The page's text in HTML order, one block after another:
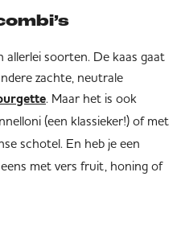
allerlei soorten. De kaas gaat
zachte, neutrale
. Maar het is ook
(een klassieker!) of met
schotel. En heb je een
met vers fruit, honing of